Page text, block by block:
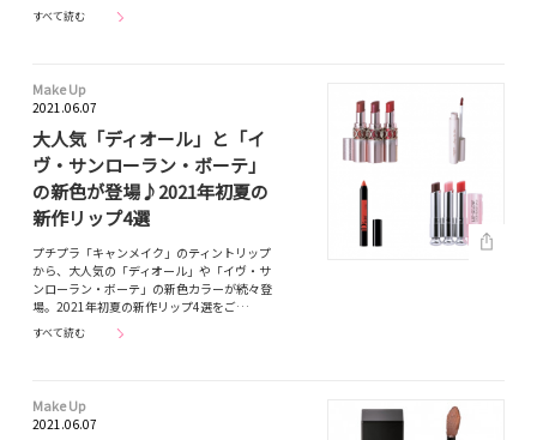
すべて読む
Make Up
2021.06.07
大人気「ディオール」と「イ
ヴ・サンローラン・ボーテ」
の新色が登場♪2021年初夏の
新作リップ4選
プチプラ「キャンメイク」のティントリップ
から、大人気の「ディオール」や「イヴ・サ
ンローラン・ボーテ」の新色カラーが続々登
場。2021年初夏の新作リップ4選をご…
すべて読む
Make Up
2021.06.07